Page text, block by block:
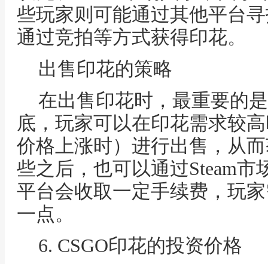
些玩家则可能通过其他平台
通过竞拍等方式获得印花。
出售印花的策略
在出售印花时，最重要的
底，玩家可以在印花需求较
价格上涨时）进行出售，从
些之后，也可以通过Steam市
平台会收取一定手续费，玩
一点。
6. CSGO印花的投资价格